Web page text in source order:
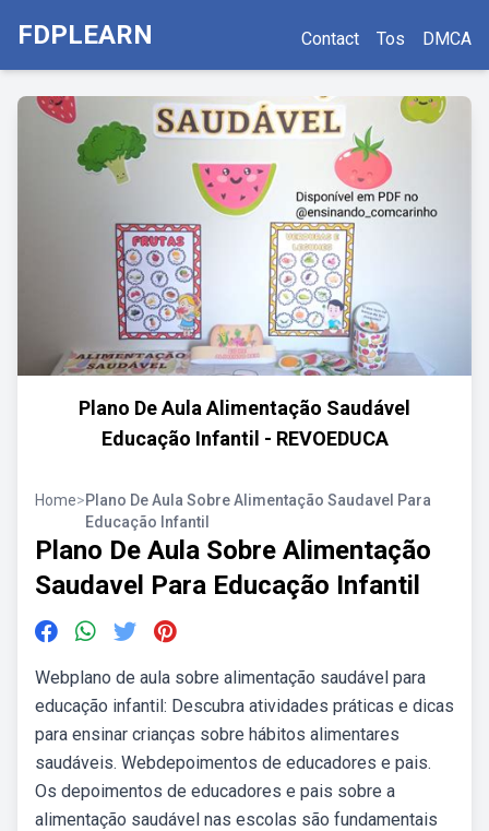
FDPLEARN Contact Tos DMCA
Plano De Aula Alimentação Saudável
Educação Infantil - REVOEDUCA
Home>Plano De Aula Sobre Alimentação Saudavel Para
Educação Infantil
Plano De Aula Sobre Alimentação
Saudavel Para Educação Infantil
Webplano de aula sobre alimentação saudável para
educação infantil: Descubra atividades práticas e dicas
para ensinar crianças sobre hábitos alimentares
saudáveis. Webdepoimentos de educadores e pais.
Os depoimentos de educadores e pais sobre a
alimentação saudável nas escolas são fundamentais